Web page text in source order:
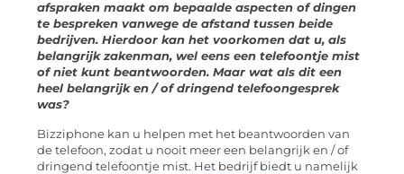
afspraken maakt om bepaalde aspecten of dingen
te bespreken vanwege de afstand tussen beide
bedrijven. Hierdoor kan het voorkomen dat u, als
belangrijk zakenman, wel eens een telefoontje mist
of niet kunt beantwoorden. Maar wat als dit een
heel belangrijk en / of dringend telefoongesprek
was?
Bizziphone kan u helpen met het beantwoorden van
de telefoon, zodat u nooit meer een belangrijk en / of
dringend telefoontje mist. Het bedrijf biedt u namelijk